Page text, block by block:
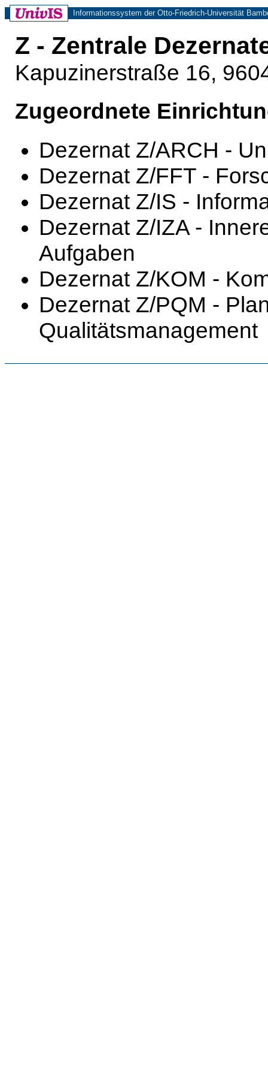
Informationssystem der Otto-Friedrich-Universität
Z - Zentrale
Kapuzinerstraße 16,
Zugeordnete
Dezernat Z/ARCH -
Dezernat Z/FFT -
Dezernat Z/IS -
Dezernat Z/IZA -
Aufgaben
Dezernat Z/KOM -
Dezernat Z/PQM -
Qualitätsmanagement